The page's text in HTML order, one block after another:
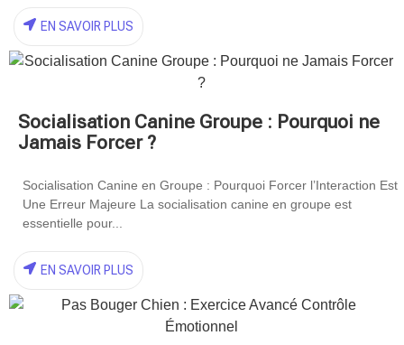
EN SAVOIR PLUS
Socialisation Canine Groupe : Pourquoi ne
Jamais Forcer ?
Socialisation Canine en Groupe : Pourquoi Forcer l’Interaction Est
Une Erreur Majeure La socialisation canine en groupe est
essentielle pour...
EN SAVOIR PLUS